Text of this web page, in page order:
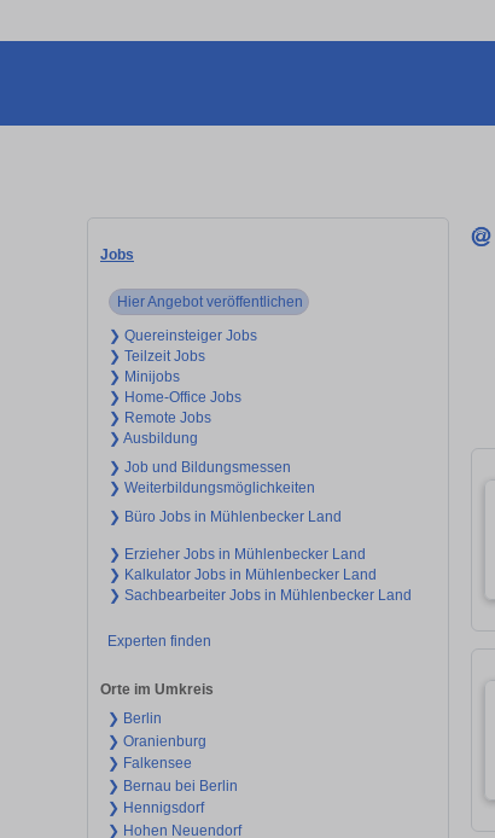
Jobs
Hier Angebot veröffentlichen
❯ Quereinsteiger Jobs
❯ Teilzeit Jobs
❯ Minijobs
❯ Home-Office Jobs
❯ Remote Jobs
❯ Ausbildung
❯ Job und Bildungsmessen
❯ Weiterbildungsmöglichkeiten
❯ Büro Jobs in Mühlenbecker Land
❯ Erzieher Jobs in Mühlenbecker Land
❯ Kalkulator Jobs in Mühlenbecker Land
❯ Sachbearbeiter Jobs in Mühlenbecker Land
Experten finden
Orte im Umkreis
❯ Berlin
❯ Oranienburg
❯ Falkensee
❯ Bernau bei Berlin
❯ Hennigsdorf
❯ Hohen Neuendorf